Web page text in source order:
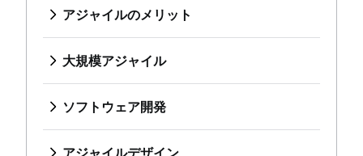
ワークフロー事例
プロジェクト ロードマップを作成する方法
スプリント計画用ツール
タスクの自動化
製品バックログとスプリント バックログの比較
長期的なアジャイル計画
Scaled Agile Framework
アジャイル Spotify モデル
大規模スクラム
アジャイルな鉄のトライアングル
Large-Scale Scrum フレームワーク
ソフトウェア開発者
ブランチ戦略
Git でブランチを作成
コード レビュー
ソフトウェア リリース
ストレス フリーなリリース
アジャイルデザイン
アジャイル デザインとは
デザイン プロセス
クリエイティブ オペレーション
Design sprint
アジャイル マーケティング
アジャイル マーケティングとは
マーケティング プロジェクト マネージャー
アジャイル チーム
アジャイル チームとは
プロジェクトのスケジュール
課題追跡ソフトウェア
プロジェクト管理ロードマップ ツール
プロジェクト スケジューリング ソフト
ウェア
バックログ管理ツール
アジャイルのメリット
アジャイルのメリット
ビジネス戦略から開発まで
アジャイル推進
大規模アジャイル
大規模アジャイルとは
アジャイル ポートフォリオの管理
リーン ポートフォリオ管理
ソフトウェア開発
ソフトウェア開発とは
ソフトウェア開発者
アジャイルデザイン